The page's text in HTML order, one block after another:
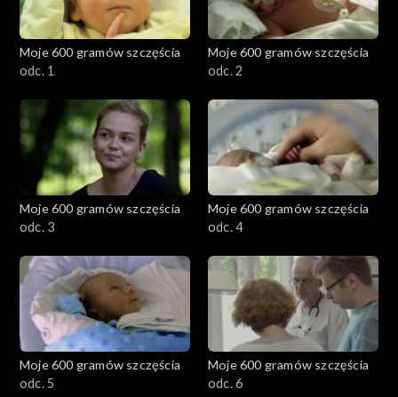
Moje 600 gramów szczęścia
odc. 1
Moje 600 gramów szczęścia
odc. 2
Moje 600 gramów szczęścia
odc. 3
Moje 600 gramów szczęścia
odc. 4
Moje 600 gramów szczęścia
odc. 5
Moje 600 gramów szczęścia
odc. 6